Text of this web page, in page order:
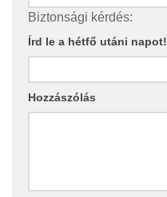
Biztonsági kérdés:
Írd le a hétfő utáni napot!
Hozzászólás